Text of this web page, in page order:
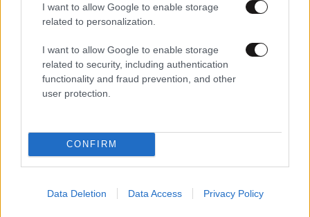
I want to allow Google to enable storage
related to personalization.
I want to allow Google to enable storage
related to security, including authentication
functionality and fraud prevention, and other
user protection.
CONFIRM
Data Deletion Data Access Privacy Policy
Απαντήστε
89χρονος 11·05·2026 13:25
Απαντήστε
βαψομαλλιάς χρυσοχίδης 11·05·2026 13:25
TRENDING